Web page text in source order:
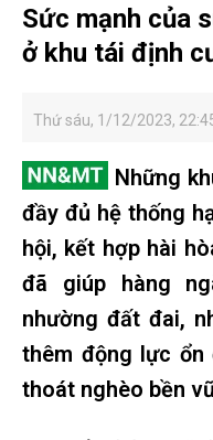
Sức mạnh của
ở khu tái định
Thứ sáu, 1/12/2023,
Những
đầy đủ hệ thống
hội, kết hợp hài
đã giúp hàng
nhường đất đai,
thêm động lực ổn
thoát nghèo bền